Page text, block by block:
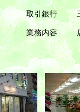
住友銀行・
倉庫・工場・